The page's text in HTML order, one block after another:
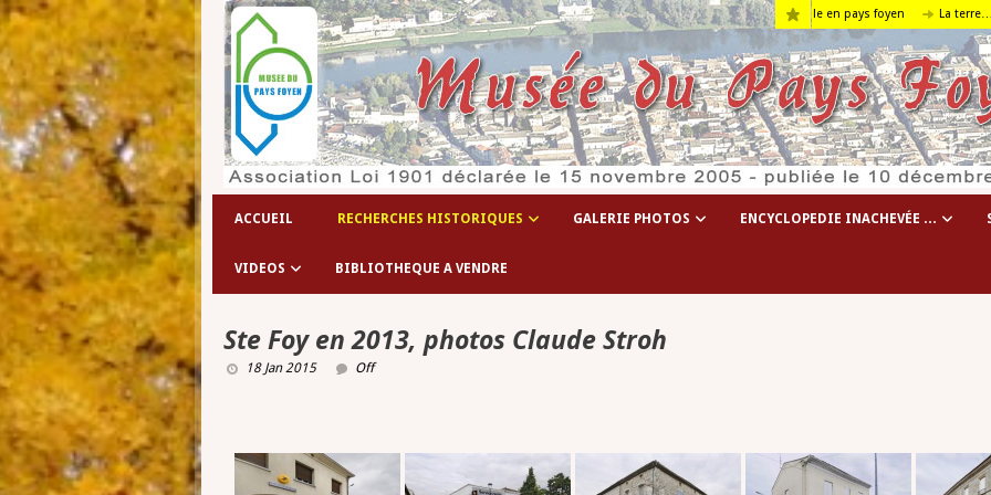
Les hôpitaux temporaires de la 1° guerre mondiale en pays foyen La terre….
ACCUEIL RECHERCHES HISTORIQUES GALERIE PHOTOS ENCYCLOPEDIE INACHEVÉE …
VIDEOS BIBLIOTHEQUE A VENDRE
Ste Foy en 2013, photos Claude Stroh
18 Jan 2015 Off